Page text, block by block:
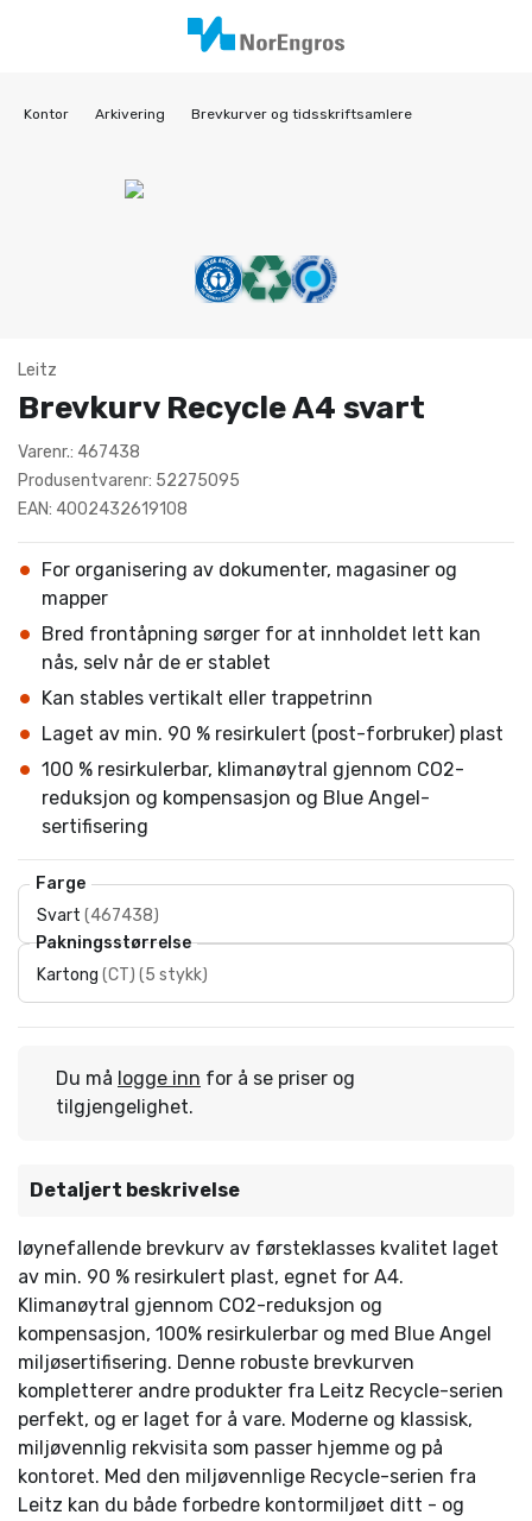
Kontor Arkivering Brevkurver og tidsskriftsamlere
Leitz
Brevkurv Recycle A4 svart
Varenr.: 467438
Produsentvarenr: 52275095
EAN: 4002432619108
For organisering av dokumenter, magasiner og
mapper
Bred frontåpning sørger for at innholdet lett kan
nås, selv når de er stablet
Kan stables vertikalt eller trappetrinn
Laget av min. 90 % resirkulert (post-forbruker) plast
100 % resirkulerbar, klimanøytral gjennom CO2-
reduksjon og kompensasjon og Blue Angel-
sertifisering
Farge
Svart (467438)
Pakningsstørrelse
Kartong (CT) (5 stykk)
Du må logge inn for å se priser og
tilgjengelighet.
Detaljert beskrivelse
Iøynefallende brevkurv av førsteklasses kvalitet laget
av min. 90 % resirkulert plast, egnet for A4.
Klimanøytral gjennom CO2-reduksjon og
kompensasjon, 100% resirkulerbar og med Blue Angel
miljøsertifisering. Denne robuste brevkurven
kompletterer andre produkter fra Leitz Recycle-serien
perfekt, og er laget for å vare. Moderne og klassisk,
miljøvennlig rekvisita som passer hjemme og på
kontoret. Med den miljøvennlige Recycle-serien fra
Leitz kan du både forbedre kontormiljøet ditt - og